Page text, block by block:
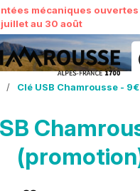
mécaniques ouvertes
au 30 août
/ Clé USB Chamrousse -